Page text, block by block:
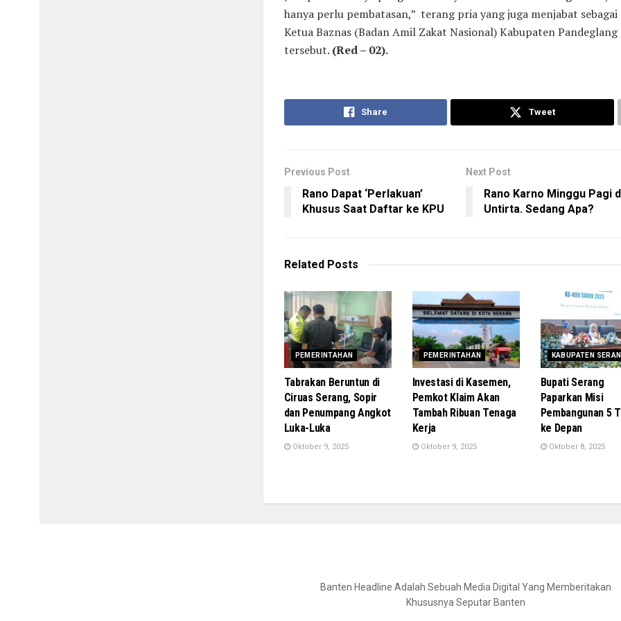
hanya perlu pembatasan,” terang pria yang juga menjabat sebagai
Ketua Baznas (Badan Amil Zakat Nasional) Kabupaten Pandeglang
tersebut. (Red – 02).
Share Tweet
Previous Post
Rano Dapat ‘Perlakuan’
Khusus Saat Daftar ke KPU
Next Post
Rano Karno Minggu Pagi
Untirta. Sedang Apa?
Related Posts
PEMERINTAHAN
Tabrakan Beruntun di
Ciruas Serang, Sopir
dan Penumpang Angkot
Luka-Luka
Oktober 9, 2025
PEMERINTAHAN
Investasi di Kasemen,
Pemkot Klaim Akan
Tambah Ribuan Tenaga
Kerja
Oktober 9, 2025
KABUPATEN
Bupati Serang
Paparkan Misi
Pembangunan 5
ke Depan
Oktober 8, 2025
Banten Headline Adalah Sebuah Media Digital Yang Memberitakan
Khususnya Seputar Banten